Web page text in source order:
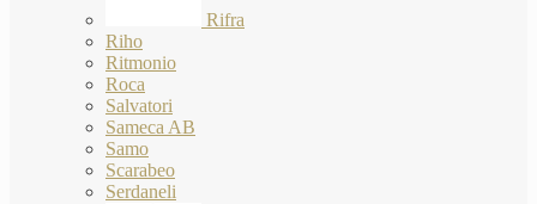
Rifra
Riho
Ritmonio
Roca
Salvatori
Sameca AB
Samo
Scarabeo
Serdaneli